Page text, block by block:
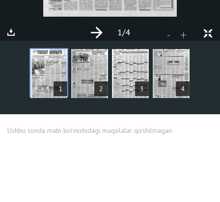
1 2 3 4
- +
1/4
MAQOLALAR
Ushbu sonda matn ko'rinishidagi maqolalar qo'shilmagan